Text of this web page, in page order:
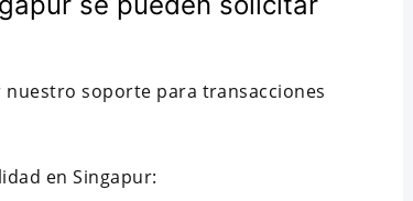
soporte para transacciones
en Singapur: